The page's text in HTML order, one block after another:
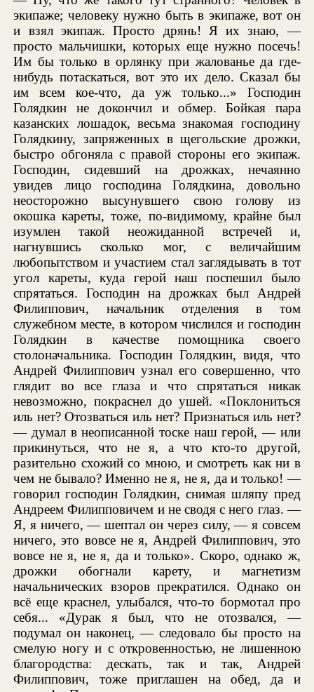
экипаже; человеку нужно быть в экипаже, вот он
и взял экипаж. Просто дрянь! Я их знаю, —
просто мальчишки, которых еще нужно посечь!
Им бы только в орлянку при жалованье да где-
нибудь потаскаться, вот это их дело. Сказал бы
им всем кое-что, да уж только...» Господин
Голядкин не докончил и обмер. Бойкая пара
казанских лошадок, весьма знакомая господину
Голядкину, запряженных в щегольские дрожки,
быстро обгоняла с правой стороны его экипаж.
Господин, сидевший на дрожках, нечаянно
увидев лицо господина Голядкина, довольно
неосторожно высунувшего свою голову из
окошка кареты, тоже, по-видимому, крайне был
изумлен такой неожиданной встречей и,
нагнувшись сколько мог, с величайшим
любопытством и участием стал заглядывать в тот
угол кареты, куда герой наш поспешил было
спрятаться. Господин на дрожках был Андрей
Филиппович, начальник отделения в том
служебном месте, в котором числился и господин
Голядкин в качестве помощника своего
столоначальника. Господин Голядкин, видя, что
Андрей Филиппович узнал его совершенно, что
глядит во все глаза и что спрятаться никак
невозможно, покраснел до ушей. «Поклониться
иль нет? Отозваться иль нет? Признаться иль нет?
— думал в неописанной тоске наш герой, — или
прикинуться, что не я, а что кто-то другой,
разительно схожий со мною, и смотреть как ни в
чем не бывало? Именно не я, не я, да и только! —
говорил господин Голядкин, снимая шляпу пред
Андреем Филипповичем и не сводя с него глаз. —
Я, я ничего, — шептал он через силу, — я совсем
ничего, это вовсе не я, Андрей Филиппович, это
вовсе не я, не я, да и только». Скоро, однако ж,
дрожки обогнали карету, и магнетизм
начальнических взоров прекратился. Однако он
всё еще краснел, улыбался, что-то бормотал про
себя... «Дурак я был, что не отозвался, —
подумал он наконец, — следовало бы просто на
смелую ногу и с откровенностью, не лишенною
благородства: дескать, так и так, Андрей
Филиппович, тоже приглашен на обед, да и